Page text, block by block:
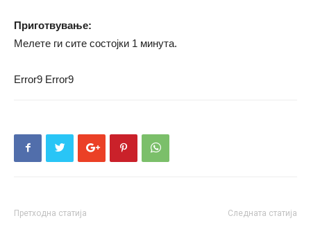
Приготвување:
Мелете ги сите состојки 1 минута.
Error9 Error9
Претходна статија Следната статија